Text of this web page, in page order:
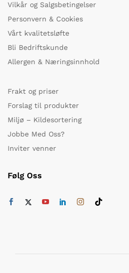
Vilkår og Salgsbetingelser
Personvern & Cookies
Vårt kvalitetsløfte
Bli Bedriftskunde
Allergen & Næringsinnhold
Frakt og priser
Forslag til produkter
Miljø – Kildesortering
Jobbe Med Oss?
Inviter venner
Følg Oss